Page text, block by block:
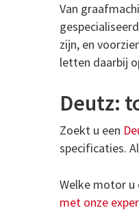
Van
zijn, en
letten daarbij
Deutz:
Zoekt u een
specificaties.
Welke motor u
met onze